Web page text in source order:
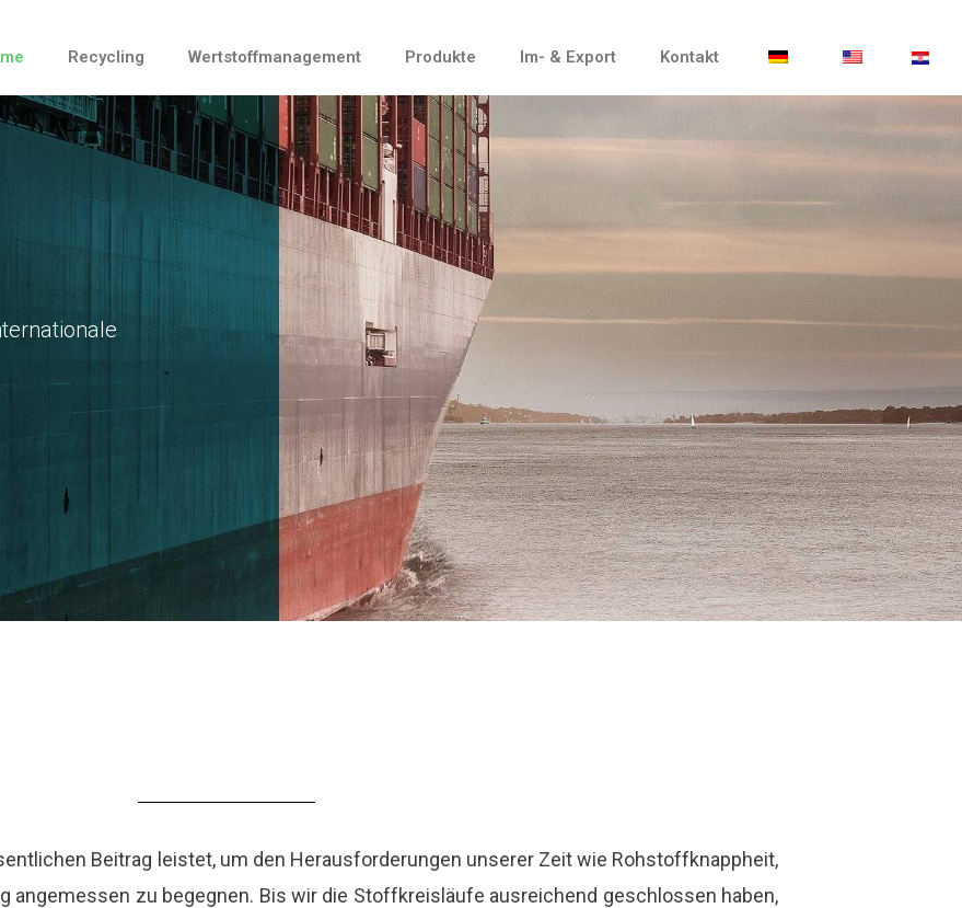
Recycling Wertstoffmanagement Produkte Im- & Export Kontakt
Beitrag leistet, um den Herausforderungen unserer Zeit wie Rohstoffknappheit,
angemessen zu begegnen. Bis wir die Stoffkreisläufe ausreichend geschlossen haben,